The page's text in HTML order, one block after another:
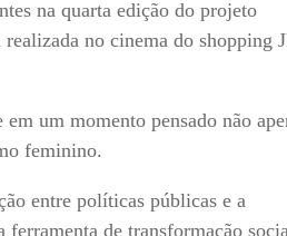
na quarta edição do projeto
no cinema do shopping
um momento pensado não
feminino.
entre políticas públicas e a
ferramenta de transformação